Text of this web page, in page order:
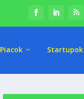
Piacok Startupok